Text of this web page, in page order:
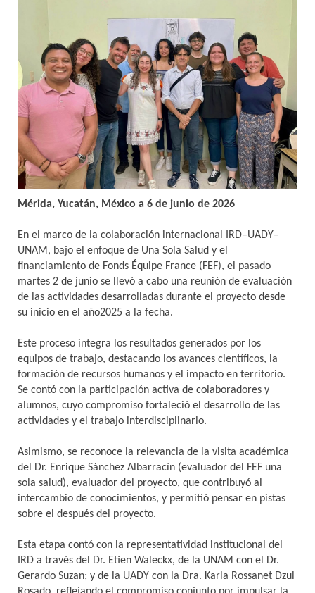
Mérida, Yucatán, México a 6 de junio de 2026
En el marco de la colaboración internacional IRD–UADY–
UNAM, bajo el enfoque de Una Sola Salud y el
financiamiento de Fonds Équipe France (FEF), el pasado
martes 2 de junio se llevó a cabo una reunión de evaluación
de las actividades desarrolladas durante el proyecto desde
su inicio en el año2025 a la fecha.
Este proceso integra los resultados generados por los
equipos de trabajo, destacando los avances científicos, la
formación de recursos humanos y el impacto en territorio.
Se contó con la participación activa de colaboradores y
alumnos, cuyo compromiso fortaleció el desarrollo de las
actividades y el trabajo interdisciplinario.
Asimismo, se reconoce la relevancia de la visita académica
del Dr. Enrique Sánchez Albarracín (evaluador del FEF una
sola salud), evaluador del proyecto, que contribuyó al
intercambio de conocimientos, y permitió pensar en pistas
sobre el después del proyecto.
Esta etapa contó con la representatividad institucional del
IRD a través del Dr. Etien Waleckx, de la UNAM con el Dr.
Gerardo Suzan; y de la UADY con la Dra. Karla Rossanet Dzul